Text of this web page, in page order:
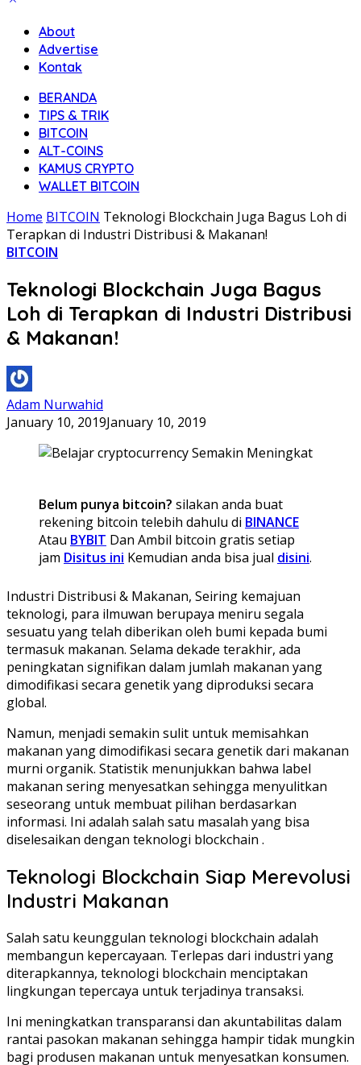
About
Advertise
Kontak
BERANDA
TIPS & TRIK
BITCOIN
ALT-COINS
KAMUS CRYPTO
WALLET BITCOIN
Home BITCOIN Teknologi Blockchain Juga Bagus Loh di
Terapkan di Industri Distribusi & Makanan!
BITCOIN
Teknologi Blockchain Juga Bagus
Loh di Terapkan di Industri Distribusi
& Makanan!
Adam Nurwahid
January 10, 2019January 10, 2019
Belum punya bitcoin? silakan anda buat
rekening bitcoin telebih dahulu di BINANCE
Atau BYBIT Dan Ambil bitcoin gratis setiap
jam Disitus ini Kemudian anda bisa jual disini.
Industri Distribusi & Makanan, Seiring kemajuan
teknologi, para ilmuwan berupaya meniru segala
sesuatu yang telah diberikan oleh bumi kepada bumi
termasuk makanan. Selama dekade terakhir, ada
peningkatan signifikan dalam jumlah makanan yang
dimodifikasi secara genetik yang diproduksi secara
global.
Namun, menjadi semakin sulit untuk memisahkan
makanan yang dimodifikasi secara genetik dari makanan
murni organik. Statistik menunjukkan bahwa label
makanan sering menyesatkan sehingga menyulitkan
seseorang untuk membuat pilihan berdasarkan
informasi. Ini adalah salah satu masalah yang bisa
diselesaikan dengan teknologi blockchain .
Teknologi Blockchain Siap Merevolusi
Industri Makanan
Salah satu keunggulan teknologi blockchain adalah
membangun kepercayaan. Terlepas dari industri yang
diterapkannya, teknologi blockchain menciptakan
lingkungan tepercaya untuk terjadinya transaksi.
Ini meningkatkan transparansi dan akuntabilitas dalam
rantai pasokan makanan sehingga hampir tidak mungkin
bagi produsen makanan untuk menyesatkan konsumen.